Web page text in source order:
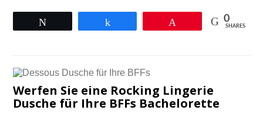
0
SHARES
Werfen Sie eine Rocking Lingerie
Dusche für Ihre BFFs Bachelorette